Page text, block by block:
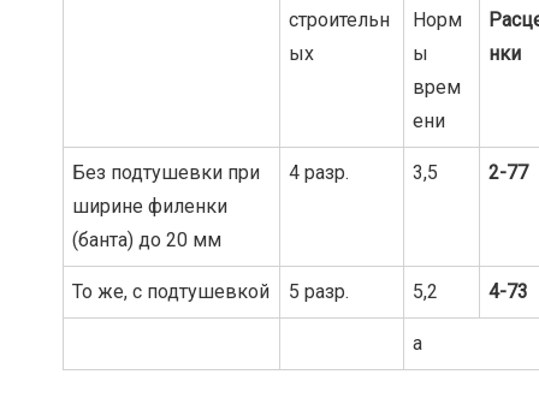
строительн
ых
Норм
ы
врем
ени
нки
Без подтушевки при
ширине филенки
(банта) до 20 мм
4 разр. 3,5 2-77
То же, с подтушевкой 5 разр. 5,2 4-73
а